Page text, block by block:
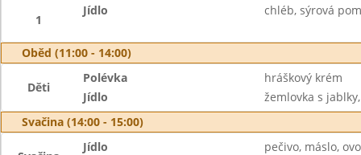
1
Jídlo chléb, sýrová
Oběd (11:00 - 14:00)
Děti
Polévka
hráškový krém
Jídlo
žemlovka s
Svačina (14:00 - 15:00)
Jídlo pečivo, máslo,